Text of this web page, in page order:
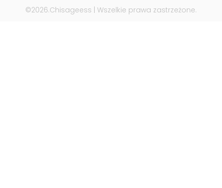
©2026.Chisageess | Wszelkie prawa zastrzeżone.